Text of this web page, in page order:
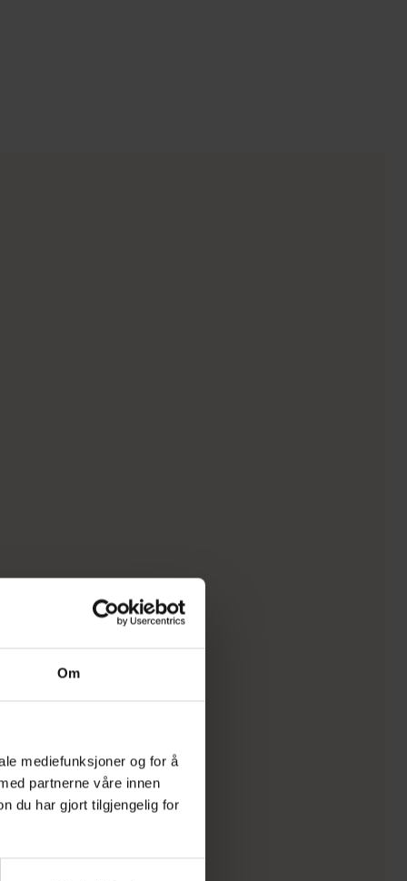
Om
mediefunksjoner og for å
partnerne våre innen
du har gjort tilgjengelig for